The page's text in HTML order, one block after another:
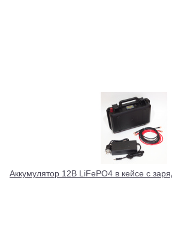
Аккумулятор 12В LiFePO4 в кейсе с